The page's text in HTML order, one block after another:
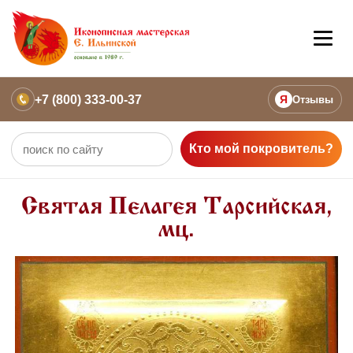
+7 (800) 333-00-37 Я Отзывы
Кто мой покровитель?
Святая Пелагея Тарсийская,
мц.